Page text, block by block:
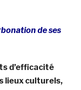
de ses
d’efficacité
lieux culturels,